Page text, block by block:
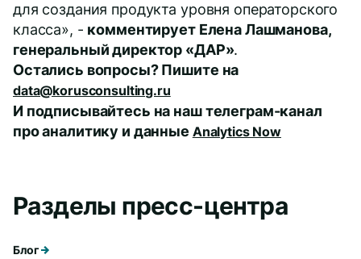
для создания продукта уровня операторского
класса», - комментирует Елена Лашманова,
генеральный директор «ДАР».
Остались вопросы? Пишите на
data@korusconsulting.ru
И подписывайтесь на наш телеграм-канал
про аналитику и данные Analytics Now
Разделы пресс-центра
Блог